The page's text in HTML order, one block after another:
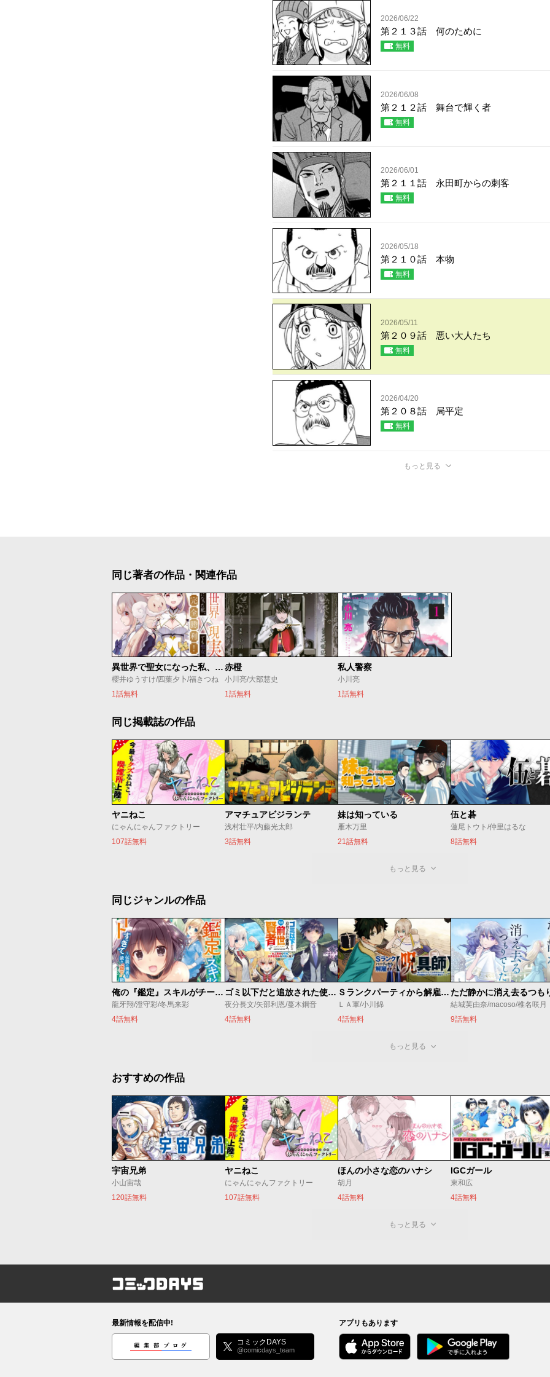
2026/06/22
第２１３話 何のために
無料
2026/06/08
第２１２話 舞台で輝く者
無料
2026/06/01
第２１１話 永田町からの刺客
無料
2026/05/18
第２１０話 本物
無料
2026/05/11
第２０９話 悪い大人たち
無料
2026/04/20
第２０８話 局平定
無料
もっと見る
同じ著者の作品・関連作品
異世界で聖女になった私、現実世界でも聖女チートで完全勝利！
櫻井ゆうすけ/四葉夕卜/福きつね
1話無料
赤橙
小川亮/大部慧史
1話無料
私人警察
小川亮
1話無料
同じ掲載誌の作品
ヤニねこ
にゃんにゃんファクトリー
107話無料
アマチュアビジランテ
浅村壮平/内藤光太郎
3話無料
妹は知っている
雁木万里
21話無料
伍と碁
蓮尾トウト/仲里はるな
8話無料
もっと見る
同じジャンルの作品
俺の『鑑定』スキルがチートすぎて
龍牙翔/澄守彩/冬馬来彩
4話無料
ゴミ以下だと追放された使用人、実は前世賢者です ～史上最強の賢者、世界最高峰の学園に通う～
夜分長文/矢部利恩/蔓木鋼音
4話無料
Ｓランクパーティから解雇された【呪具師】～『呪いのアイテム』しか作れませんが、その性能はアーティファクト級なり……！～
ＬＡ軍/小川錦
4話無料
結城芙由奈/macoso/椎名咲月
9話無料
もっと見る
おすすめの作品
宇宙兄弟
小山宙哉
120話無料
ヤニねこ
にゃんにゃんファクトリー
107話無料
ほんの小さな恋のハナシ
胡月
4話無料
IGCガール
東和広
4話無料
もっと見る
コミックDAYS
最新情報を配信中!
編集部ブログ コミックDAYS
@comicdays_team
アプリもあります